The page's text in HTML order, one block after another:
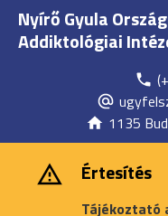
Nyírő Gyula
Addiktológiai
1135
Értesítés
Tájékoztató